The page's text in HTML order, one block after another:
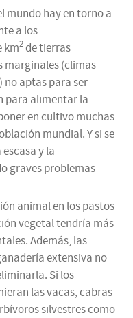
mundo hay en torno a
a los
km2de tierras
marginales (climas
no aptas para ser
para alimentar la
en cultivo muchas
mundial. Y si se
y la
graves problemas
animal en los pastos
vegetal tendría más
Además, las
extensiva no
Si los
las vacas, cabras
silvestres como